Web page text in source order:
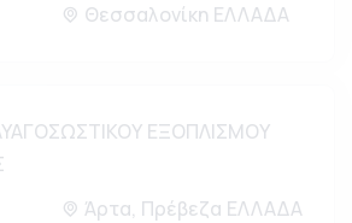
Θεσσαλονίκη ΕΛΛΑΔΑ
ΕΞΟΠΛΙΣΜΟΥ
Άρτα, Πρέβεζα ΕΛΛΑΔΑ